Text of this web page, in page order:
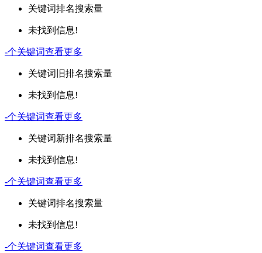
关键词排名搜索量
未找到信息!
-个关键词查看更多
关键词 旧排名搜索量
未找到信息!
-个关键词查看更多
关键词新排名搜索量
未找到信息!
-个关键词查看更多
关键词排名搜索量
未找到信息!
-个关键词查看更多